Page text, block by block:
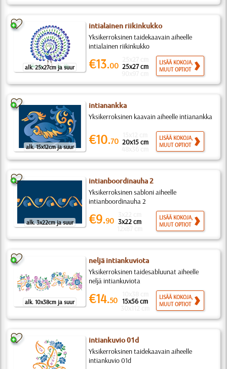
alk. 25x27cm ja suur
intialainen riikinkukko
Yksikerroksinen taidekaavain aiheelle
intialainen riikinkukko
€13.00 25x27 cm
LISÄÄ KOKOJA,
MUUT OPTIOT
alk. 15x12cm ja suur
intianankka
Yksikerroksinen kaavain aiheelle intianankka
€10.70 20x15 cm
LISÄÄ KOKOJA,
MUUT OPTIOT
alk. 3x22cm ja suur
intianboordinauha 2
Yksikerroksinen sabloni aiheelle
intianboordinauha 2
€9.90 3x22 cm
LISÄÄ KOKOJA,
MUUT OPTIOT
alk. 10x38cm ja suur
neljä intiankuviota
Yksikerroksinen taidesabluunat aiheelle
neljä intiankuviota
€14.50 15x56 cm
LISÄÄ KOKOJA,
MUUT OPTIOT
intiankuvio 01d
Yksikerroksinen taidekaavain aiheelle
intiankuvio 01d